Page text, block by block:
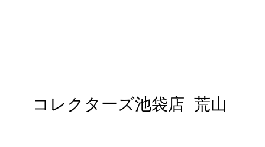
コレクターズ池袋店 荒山